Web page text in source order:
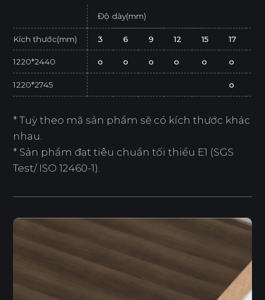
Độ dày(mm)
Kích thước(mm) 3 6 9 12 15 17
1220*2440 o o o o o o
1220*2745 o
* Tuỳ theo mã sản phẩm sẽ có kích thước khác
nhau.
* Sản phẩm đạt tiêu chuẩn tối thiểu E1 (SGS
Test/ ISO 12460-1).